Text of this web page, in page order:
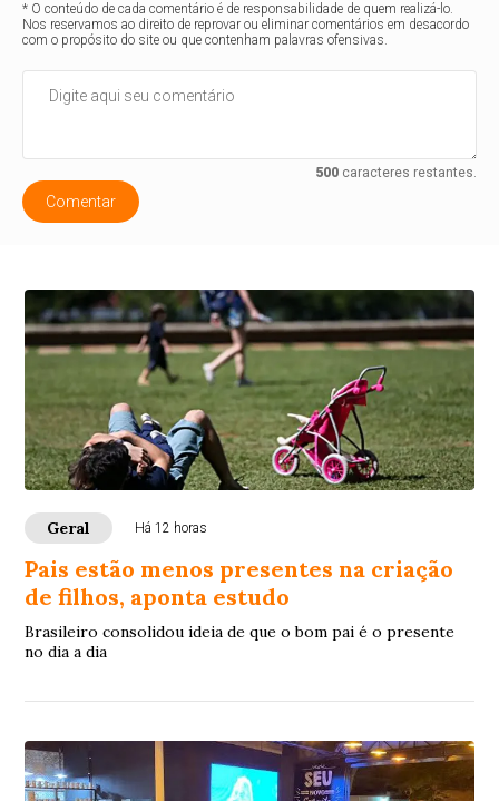
* O conteúdo de cada comentário é de responsabilidade de quem realizá-lo.
Nos reservamos ao direito de reprovar ou eliminar comentários em desacordo
com o propósito do site ou que contenham palavras ofensivas.
500caracteres restantes.
Comentar
Geral Há 12 horas
Pais estão menos presentes na criação
de filhos, aponta estudo
Brasileiro consolidou ideia de que o bom pai é o presente
no dia a dia